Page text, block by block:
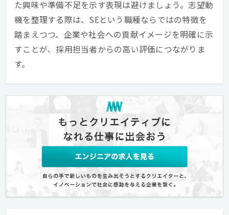
た興味や準備不足を示す表現は避けましょう。志望動
機を整理する際は、SEという職種ならではの特徴を
踏まえつつ、企業や社会への貢献イメージを明確に示
すことが、採用担当者からの高い評価につながりま
す。